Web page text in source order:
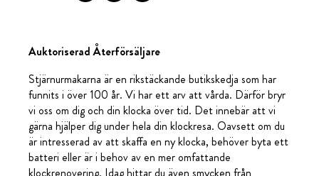
Auktoriserad Återförsäljare
Stjärnurmakarna är en rikstäckande butikskedja som har
funnits i över 100 år. Vi har ett arv att vårda. Därför bryr
vi oss om dig och din klocka över tid. Det innebär att vi
gärna hjälper dig under hela din klockresa. Oavsett om du
är intresserad av att skaffa en ny klocka, behöver byta ett
batteri eller är i behov av en mer omfattande